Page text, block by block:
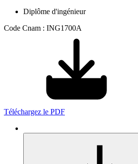
Diplôme d'ingénieur
Code Cnam : ING1700A
Téléchargez le PDF